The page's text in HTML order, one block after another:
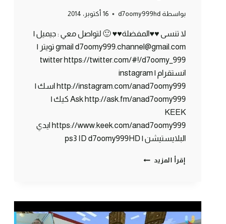
بواسطة d7oomy999hd 16 أكتوبر، 2014
لا تنسى ♥♥المفضلة♥♥ 🙂 لتواصل معي : جيميل |
gmail d7oomy999.channel@gmail.com تويتر |
twitter https://twitter.com/#!/d7oomy_999
انستقرام | instagram
http://instagram.com/anad7oomy999 اسك |
Ask http://ask.fm/anad7oomy999 كيك |
KEEK
https://www.keek.com/anad7oomy999 ايدي
البلايستيشن | ps3 ID d7oomy999HD
إقرأ المزيد ماين
#82